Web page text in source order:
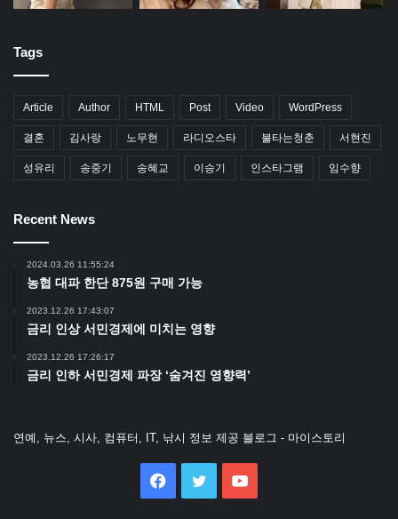
Tags
Article Author HTML Post Video WordPress
결혼 김사랑 노무현 라디오스타 불타는청춘 서현진
성유리 송중기 송혜교 이승기 인스타그램 임수향
Recent News
2024.03.26 11:55:24
농협 대파 한단 875원 구매 가능
2023.12.26 17:43:07
금리 인상 서민경제에 미치는 영향
2023.12.26 17:26:17
금리 인하 서민경제 파장 ‘숨겨진 영향력’
연예, 뉴스, 시사, 컴퓨터, IT, 낚시 정보 제공 블로그 - 마이스토리
Facebook
Twitter